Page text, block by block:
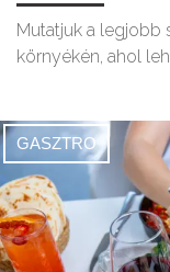
Mutatjuk a legjobb
környékén, ahol
GASZTRO